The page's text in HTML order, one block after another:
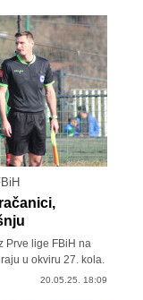
Prve lige FBiH na
u okviru 27. kola.
20.05.25. 18:09